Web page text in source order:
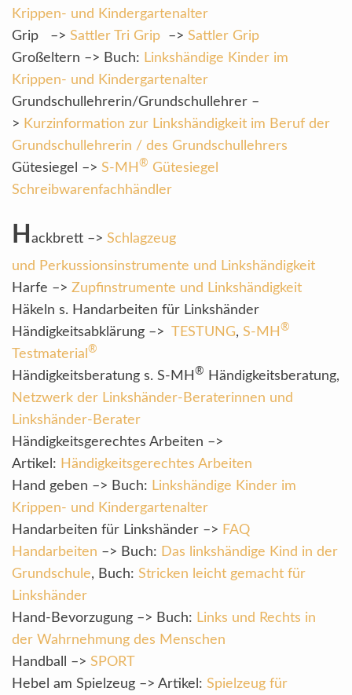
Krippen- und Kindergartenalter
Grip –> Sattler Tri Grip –> Sattler Grip
Großeltern –> Buch: Linkshändige Kinder im
Krippen- und Kindergartenalter
Grundschullehrerin/Grundschullehrer –
> Kurzinformation zur Linkshändigkeit im Beruf der
Grundschullehrerin / des Grundschullehrers
Gütesiegel –> S-MH ® Gütesiegel
Schreibwarenfachhändler
H ackbrett –> Schlagzeug
und Perkussionsinstrumente und Linkshändigkeit
Harfe –> Zupfinstrumente und Linkshändigkeit
Häkeln s. Handarbeiten für Linkshänder
Händigkeitsabklärung –> TESTUNG, S-MH ®
Testmaterial ®
Händigkeitsberatung s. S-MH ®
Händigkeitsberatung,
Netzwerk der Linkshänder-Beraterinnen und
Linkshänder-Berater
Händigkeitsgerechtes Arbeiten –>
Artikel: Händigkeitsgerechtes Arbeiten
Hand geben –> Buch: Linkshändige Kinder im
Krippen- und Kindergartenalter
Handarbeiten für Linkshänder –> FAQ
Handarbeiten –> Buch: Das linkshändige Kind in der
Grundschule, Buch: Stricken leicht gemacht für
Linkshänder
Hand-Bevorzugung –> Buch: Links und Rechts in
der Wahrnehmung des Menschen
Handball –> SPORT
Hebel am Spielzeug –> Artikel: Spielzeug für